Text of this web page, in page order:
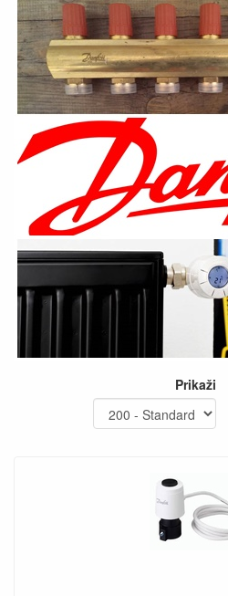
Prikaži